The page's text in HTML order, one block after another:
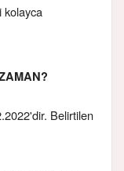
kolayca
Belirtilen